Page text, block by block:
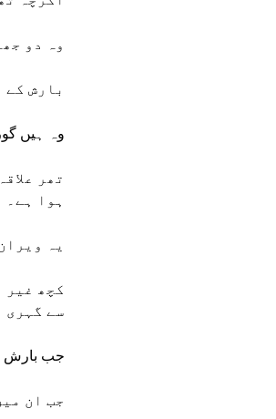
وہ دو
بارش کے
وہ ہیں
تھر
ہوا ہے۔
یہ
کچھ غیر
سے گہری
جب بارش
جب ان